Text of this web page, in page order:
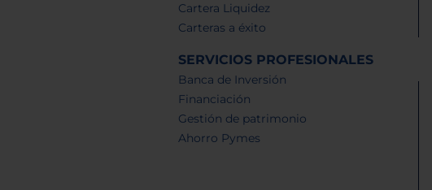
Cartera Liquidez
Carteras a éxito
SERVICIOS PROFESIONALES
Banca de Inversión
Financiación
Gestión de patrimonio
Ahorro Pymes